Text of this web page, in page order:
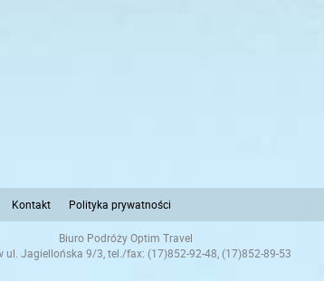
Kontakt Polityka prywatności
Biuro Podróży Optim Travel
ul. Jagiellońska 9/3, tel./fax: (17)852-92-48, (17)852-89-53